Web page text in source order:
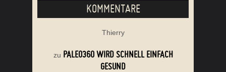
KOMMENTARE
Thierry
zu PALEO360 WIRD SCHNELL EINFACH
GESUND